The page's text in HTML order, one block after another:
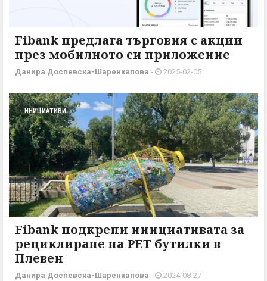
Fibank предлага търговия с акции
през мобилното си приложение
Данира Доспевска-Шаренкапова - 2025-02-05
ИНИЦИАТИВИ
Fibank подкрепи инициативата за
рециклиране на PET бутилки в
Плевен
Данира Доспевска-Шаренкапова - 2024-08-27